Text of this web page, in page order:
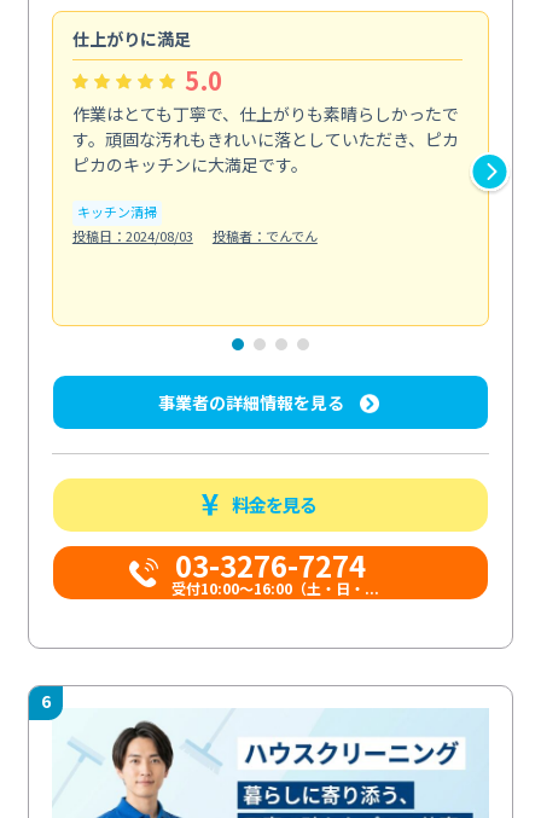
仕上がりに満足
5.0
作業はとても丁寧で、仕上がりも素晴らしかったで
す。頑固な汚れもきれいに落としていただき、ピカ
ピカのキッチンに大満足です。
キッチン清掃
投稿日：2024/08/03
投稿者：でんでん
事業者の詳細情報を見る
料金を見る
03-3276-7274
受付10:00〜16:00（土・日・...
6